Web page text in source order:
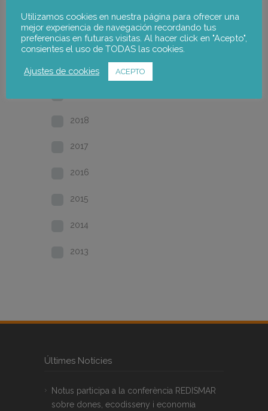
2022
2021
2020
2018
2017
2016
2015
2014
2013
Últimes Notícies
Notus participa a la conferència REDISMAR
sobre dones, ecodisseny i economia
Utilizamos cookies en nuestra página para ofrecer una
mejor experiencia de navegación recordando tus
preferencias en futuras visitas. Al hacer click en "Acepto",
consientes el uso de TODAS las cookies.
Ajustes de cookies ACEPTO